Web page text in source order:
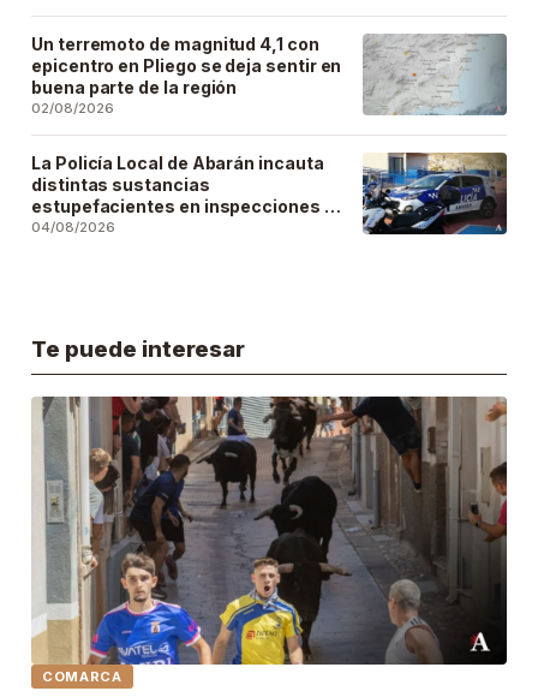
Un terremoto de magnitud 4,1 con
epicentro en Pliego se deja sentir en
buena parte de la región
02/08/2026
La Policía Local de Abarán incauta
distintas sustancias
estupefacientes en inspecciones a
locales públicos del municipio
04/08/2026
Te puede interesar
COMARCA